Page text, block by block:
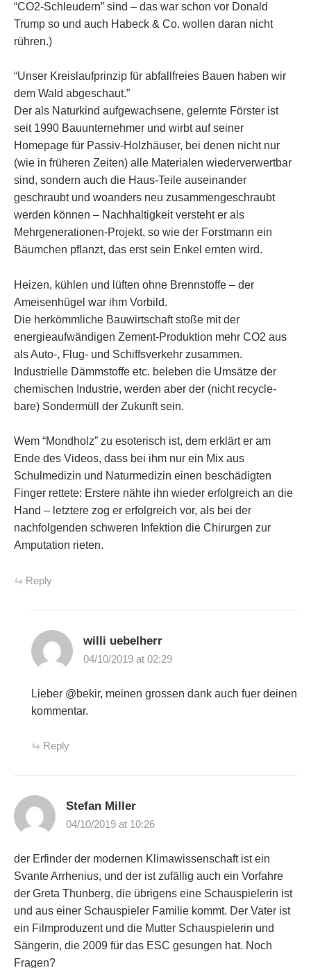
“CO2-Schleudern” sind – das war schon vor Donald
Trump so und auch Habeck & Co. wollen daran nicht
rühren.)
“Unser Kreislaufprinzip für abfallfreies Bauen haben wir
dem Wald abgeschaut.”
Der als Naturkind aufgewachsene, gelernte Förster ist
seit 1990 Bauunternehmer und wirbt auf seiner
Homepage für Passiv-Holzhäuser, bei denen nicht nur
(wie in früheren Zeiten) alle Materialen wiederverwertbar
sind, sondern auch die Haus-Teile auseinander
geschraubt und woanders neu zusammengeschraubt
werden können – Nachhaltigkeit versteht er als
Mehrgenerationen-Projekt, so wie der Forstmann ein
Bäumchen pflanzt, das erst sein Enkel ernten wird.
Heizen, kühlen und lüften ohne Brennstoffe – der
Ameisenhügel war ihm Vorbild.
Die herkömmliche Bauwirtschaft stoße mit der
energieaufwändigen Zement-Produktion mehr CO2 aus
als Auto-, Flug- und Schiffsverkehr zusammen.
Industrielle Dämmstoffe etc. beleben die Umsätze der
chemischen Industrie, werden aber der (nicht recycle-
bare) Sondermüll der Zukunft sein.
Wem “Mondholz” zu esoterisch ist, dem erklärt er am
Ende des Videos, dass bei ihm nur ein Mix aus
Schulmedizin und Naturmedizin einen beschädigten
Finger rettete: Erstere nähte ihn wieder erfolgreich an die
Hand – letztere zog er erfolgreich vor, als bei der
nachfolgenden schweren Infektion die Chirurgen zur
Amputation rieten.
Reply
willi uebelherr
04/10/2019 at 02:29
Lieber @bekir, meinen grossen dank auch fuer deinen
kommentar.
Reply
Stefan Miller
04/10/2019 at 10:26
der Erfinder der modernen Klimawissenschaft ist ein
Svante Arrhenius, und der ist zufällig auch ein Vorfahre
der Greta Thunberg, die übrigens eine Schauspielerin ist
und aus einer Schauspieler Familie kommt. Der Vater ist
ein Filmproduzent und die Mutter Schauspielerin und
Sängerin, die 2009 für das ESC gesungen hat. Noch
Fragen?